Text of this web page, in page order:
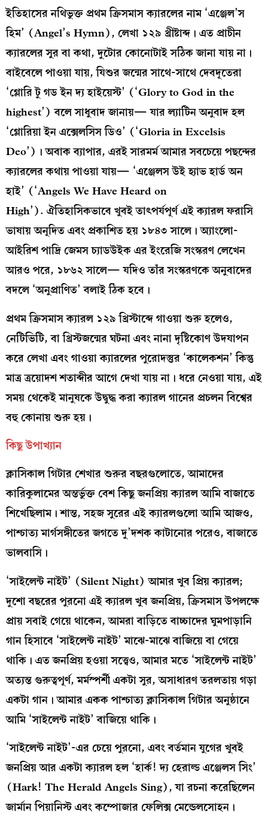
ইতিহাসের নথিভুক্ত প্রথম ক্রিসমাস ক্যারলের নাম ‘এঞ্জেল’স
হিম’ (Angel’s Hymn), লেখা ১২৯ খ্রীষ্টাব্দ। এত প্রাচীন
ক্যারলের সুর বা কথা, দুটোর কোনোটাই সঠিক জানা যায় না।
বাইবেলে পাওয়া যায়, যিশুর জন্মের সাথে-সাথে দেবদূতেরা
‘গ্লোরি টু গড ইন দ্য হাইয়েস্ট’ (‘Glory to God in the
highest’) বলে সাধুবাদ জানায়— যার ল্যাটিন অনুবাদ হল
‘গ্লোরিয়া ইন এক্সেলসিস ডিও’ (‘Gloria in Excelsis
Deo’)। অবাক ব্যাপার, এরই সারমর্ম আমার সবচেয়ে পছন্দের
ক্যারলের কথায় পাওয়া যায়— ‘এঞ্জেলস উই হ্যাভ হার্ড অন
হাই’ (‘Angels We Have Heard on
High’). ঐতিহাসিকভাবে খুবই তাৎপর্যপূর্ণ এই ক্যারল ফরাসি
ভাষায় অনূদিত এবং প্রকাশিত হয় ১৮৪৩ সালে। অ্যাংলো-
আইরিশ পাদ্রি জেমস চ্যাডউইক এর ইংরেজি সংস্করণ লেখেন
আরও পরে, ১৮৬২ সালে— যদিও তাঁর সংস্করণকে অনুবাদের
বদলে ‘অনুপ্রাণিত’ বলাই ঠিক হবে।
প্রথম ক্রিসমাস ক্যারল ১২৯ খ্রিস্টাব্দে গাওয়া শুরু হলেও,
নেটিভিটি, বা খ্রিস্টজন্মের ঘটনা এবং নানা দৃষ্টিকোণ উদযাপন
করে লেখা এবং গাওয়া ক্যারলের পুরোদস্তুর ‘কালেকশন’ কিন্তু
মাত্র ত্রয়োদশ শতাব্দীর আগে দেখা যায় না। ধরে নেওয়া যায়, এই
সময় থেকেই মানুষকে উদ্বুদ্ধ করা ক্যারল গানের প্রচলন বিশ্বের
বহু কোনায় শুরু হয়।
কিছু উপাখ্যান
ক্লাসিকাল গিটার শেখার শুরুর বছরগুলোতে, আমাদের
কারিকুলামের অন্তর্ভুক্ত বেশ কিছু জনপ্রিয় ক্যারল আমি বাজাতে
শিখেছিলাম। শান্ত, সহজ সুরের এই ক্যারলগুলো আমি আজও,
পাশ্চাত্য মার্গসঙ্গীতের জগতে দু’দশক কাটানোর পরেও, বাজাতে
ভালবাসি।
‘সাইলেন্ট নাইট’ (Silent Night) আমার খুব প্রিয় ক্যারল;
দুশো বছরের পুরনো এই ক্যারল খুব জনপ্রিয়, ক্রিসমাস উপলক্ষে
প্রায় সবাই গেয়ে থাকেন, আমরা বাড়িতে বাচ্চাদের ঘুমপাড়ানি
গান হিসাবে ‘সাইলেন্ট নাইট’ মাঝে-মাঝে বাজিয়ে বা গেয়ে
থাকি। এত জনপ্রিয় হওয়া সত্ত্বেও, আমার মতে ‘সাইলেন্ট নাইট’
অত্যন্ত গুরুত্বপূর্ণ, মর্মস্পর্শী একটা সুর, অসাধারণ তরলতায় গড়া
একটা গান। আমার একক পাশ্চাত্য ক্লাসিকাল গিটার অনুষ্ঠানে
আমি ‘সাইলেন্ট নাইট’ বাজিয়ে থাকি।
‘সাইলেন্ট নাইট’-এর চেয়ে পুরনো, এবং বর্তমান যুগের খুবই
জনপ্রিয় আর একটা ক্যারল হল ‘হার্ক! দ্য হেরাল্ড এঞ্জেলস সিং’
(Hark! The Herald Angels Sing), যা রচনা করেছিলেন
জার্মান পিয়ানিস্ট এবং কম্পোজার ফেলিক্স মেন্ডেলসোহন।